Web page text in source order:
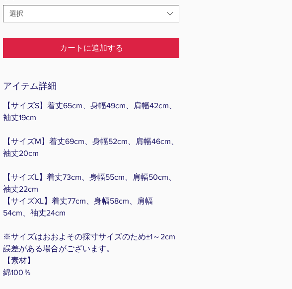
選択
カートに追加する
アイテム詳細
【サイズS】着丈65cm、身幅49cm、肩幅42cm、
袖丈19cm
【サイズM】着丈69cm、身幅52cm、肩幅46cm、
袖丈20cm
【サイズL】着丈73cm、身幅55cm、肩幅50cm、
袖丈22cm
【サイズXL】着丈77cm、身幅58cm、肩幅
54cm、袖丈24cm
※サイズはおおよその採寸サイズのため±1～2cm
誤差がある場合がございます。
【素材】
綿100％